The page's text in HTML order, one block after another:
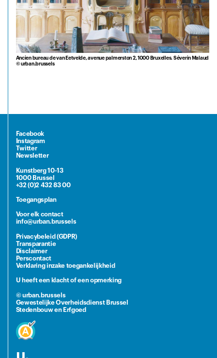
Ancien bureau de van Eetvelde, avenue palmerston 2, 1000 Bruxelles. Séverin Malaud
© urban.brussels
Facebook
Instagram
Twitter
Newsletter
Kunstberg 10-13
1000 Brussel
+32 (0)2 432 83 00
Toegangsplan
Voor elk contact
info@urban.brussels
Privacybeleid (GDPR)
Transparantie
Disclaimer
Perscontact
Verklaring inzake toegankelijkheid
U heeft een klacht of een opmerking
© urban.brussels
Gewestelijke Overheidsdienst Brussel
Stedenbouw en Erfgoed